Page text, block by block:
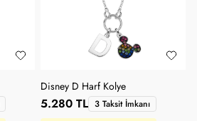
Disney D Harf Kolye
5.280 TL 3 Taksit İmkanı